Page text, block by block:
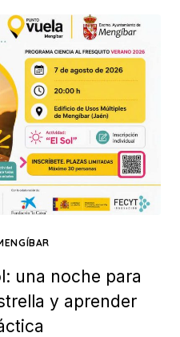
una noche para
y aprender